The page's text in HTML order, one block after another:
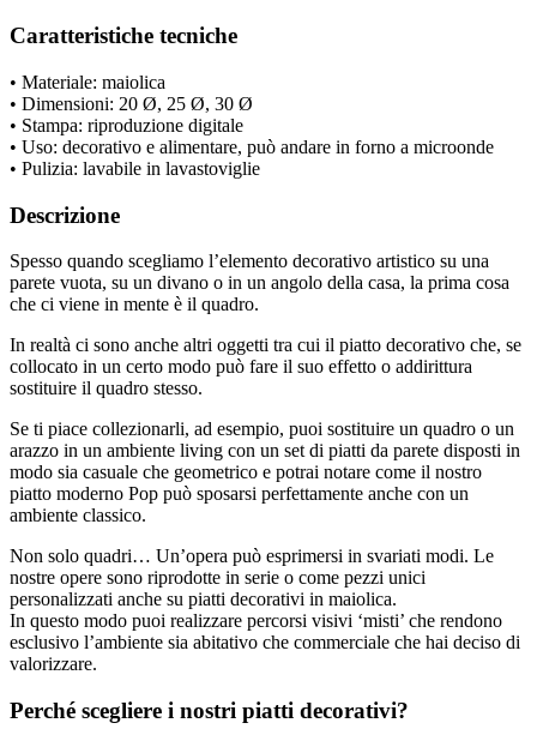
Caratteristiche tecniche
• Materiale: maiolica
• Dimensioni: 20 Ø, 25 Ø, 30 Ø
• Stampa: riproduzione digitale
• Uso: decorativo e alimentare, può andare in forno a microonde
• Pulizia: lavabile in lavastoviglie
Descrizione
Spesso quando scegliamo l’elemento decorativo artistico su una
parete vuota, su un divano o in un angolo della casa, la prima cosa
che ci viene in mente è il quadro.
In realtà ci sono anche altri oggetti tra cui il piatto decorativo che, se
collocato in un certo modo può fare il suo effetto o addirittura
sostituire il quadro stesso.
Se ti piace collezionarli, ad esempio, puoi sostituire un quadro o un
arazzo in un ambiente living con un set di piatti da parete disposti in
modo sia casuale che geometrico e potrai notare come il nostro
piatto moderno Pop può sposarsi perfettamente anche con un
ambiente classico.
Non solo quadri… Un’opera può esprimersi in svariati modi. Le
nostre opere sono riprodotte in serie o come pezzi unici
personalizzati anche su piatti decorativi in maiolica.
In questo modo puoi realizzare percorsi visivi ‘misti’ che rendono
esclusivo l’ambiente sia abitativo che commerciale che hai deciso di
valorizzare.
Perché scegliere i nostri piatti decorativi?